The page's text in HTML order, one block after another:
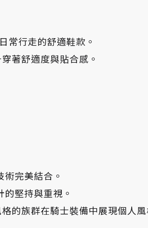
常行走的舒適鞋款。
著舒適度與貼合感。
完美結合。
堅持與重視。
的族群在騎士裝備中展現個人